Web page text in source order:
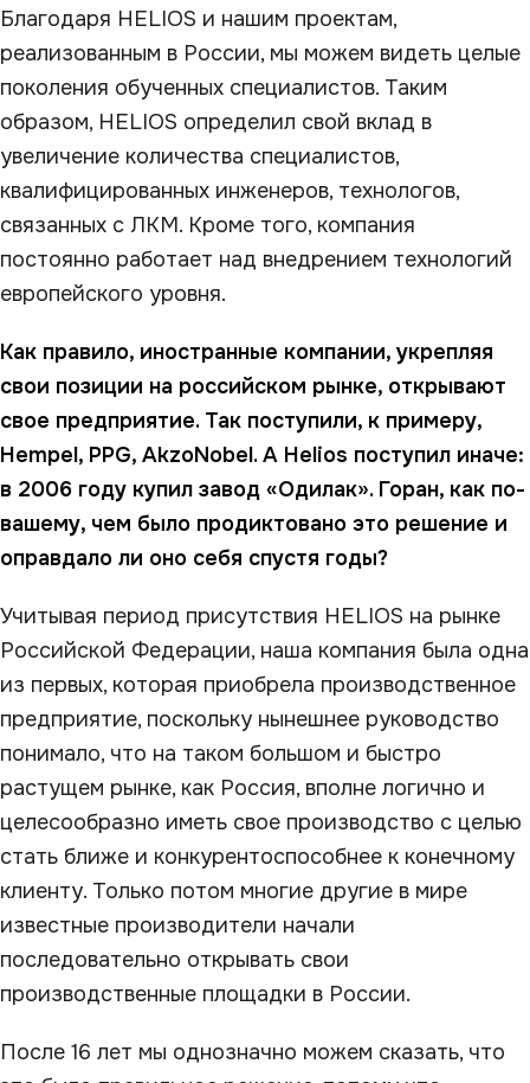
Благодаря HELIOS и нашим проектам,
реализованным в России, мы можем видеть целые
поколения обученных специалистов. Таким
образом, HELIOS определил свой вклад в
увеличение количества специалистов,
квалифицированных инженеров, технологов,
связанных с ЛКМ. Кроме того, компания
постоянно работает над внедрением технологий
европейского уровня.
Как правило, иностранные компании, укрепляя
свои позиции на российском рынке, открывают
свое предприятие. Так поступили, к примеру,
Hempel, PPG, AkzoNobel. А Helios поступил иначе:
в 2006 году купил завод «Одилак». Горан, как по-
вашему, чем было продиктовано это решение и
оправдало ли оно себя спустя годы?
Учитывая период присутствия HELIOS на рынке
Российской Федерации, наша компания была одна
из первых, которая приобрела производственное
предприятие, поскольку нынешнее руководство
понимало, что на таком большом и быстро
растущем рынке, как Россия, вполне логично и
целесообразно иметь свое производство с целью
стать ближе и конкурентоспособнее к конечному
клиенту. Только потом многие другие в мире
известные производители начали
последовательно открывать свои
производственные площадки в России.
После 16 лет мы однозначно можем сказать, что